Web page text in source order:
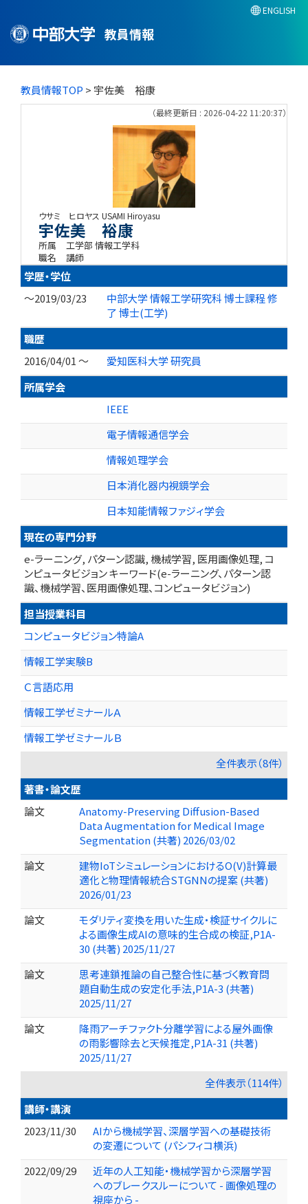
教員情報
ENGLISH
教員情報TOP > 宇佐美 裕康
（最終更新日 : 2026-04-22 11:20:37）
ウサミ ヒロヤス USAMI Hiroyasu
宇佐美 裕康
所属
工学部 情報工学科
職名
講師
学歴・学位
～2019/03/23
中部大学 情報工学研究科 博士課程 修
了 博士(工学)
職歴
2016/04/01 ～
愛知医科大学 研究員
所属学会
IEEE
電子情報通信学会
情報処理学会
日本消化器内視鏡学会
日本知能情報ファジィ学会
現在の専門分野
e-ラーニング, パターン認識, 機械学習, 医用画像処理, コ
ンピュータビジョン キーワード(e-ラーニング、パターン認
識、機械学習、医用画像処理、コンピュータビジョン)
担当授業科目
コンピュータビジョン特論A
情報工学実験B
Ｃ言語応用
情報工学ゼミナールＡ
情報工学ゼミナールＢ
全件表示（8件）
著書・論文歴
論文
Anatomy-Preserving Diffusion-Based
Data Augmentation for Medical Image
Segmentation (共著) 2026/03/02
論文
建物IoTシミュレーションにおけるO(V)計算最
適化と物理情報統合STGNNの提案 (共著)
2026/01/23
論文
モダリティ変換を用いた生成・検証サイクルに
よる画像生成AIの意味的生合成の検証,P1A-
30 (共著) 2025/11/27
論文
思考連鎖推論の自己整合性に基づく教育問
題自動生成の安定化手法,P1A-3 (共著)
2025/11/27
論文
降雨アーチファクト分離学習による屋外画像
の雨影響除去と天候推定,P1A-31 (共著)
2025/11/27
全件表示（114件）
講師・講演
2023/11/30
AIから機械学習、深層学習への基礎技術
の変遷について (パシフィコ横浜)
2022/09/29
近年の人工知能・機械学習から深層学習
へのブレークスルーについて - 画像処理の
視座から -